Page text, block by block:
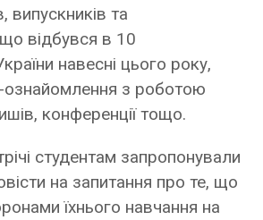
випускників та
відбувся в 10
навесні цього року,
ознайомлення з роботою
конференції тощо.
студентам запропонували
на запитання про те, що
їхнього навчання на